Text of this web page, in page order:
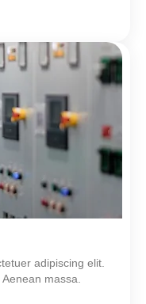
adipiscing elit.
massa.